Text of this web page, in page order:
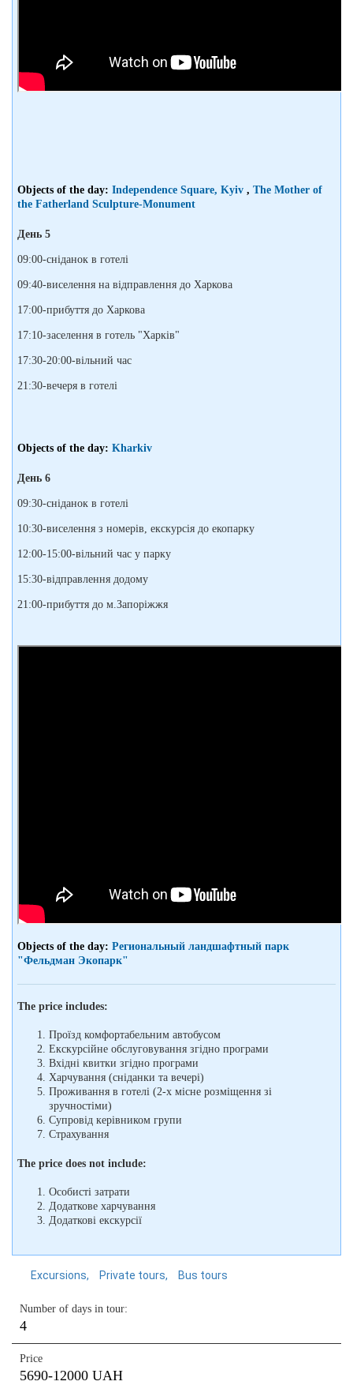
Objects of the day: Independence Square, Kyiv , The Mother of
the Fatherland Sculpture-Monument
День 5
09:00-сніданок в готелі
09:40-виселення на відправлення до Харкова
17:00-прибуття до Харкова
17:10-заселення в готель "Харків"
17:30-20:00-вільний час
21:30-вечеря в готелі
Objects of the day: Kharkiv
День 6
09:30-сніданок в готелі
10:30-виселення з номерів, екскурсія до екопарку
12:00-15:00-вільний час у парку
15:30-відправлення додому
21:00-прибуття до м.Запоріжжя
Objects of the day: Региональный ландшафтный парк
"Фельдман Экопарк"
The price includes:
Проїзд комфортабельним автобусом
Екскурсійне обслуговування згідно програми
Вхідні квитки згідно програми
Харчування (сніданки та вечері)
Проживання в готелі (2-х місне розміщення зі
зручностіми)
Супровід керівником групи
Страхування
The price does not include:
Особисті затрати
Додаткове харчування
Додаткові екскурсії
Excursions Private tours Bus tours
Number of days in tour:
4
Price
5690-12000 UAH